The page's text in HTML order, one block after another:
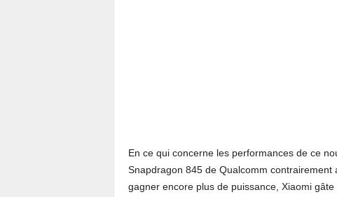
En ce qui concerne les performances de ce
Snapdragon 845 de Qualcomm
gagner encore plus de puissance, Xiaomi